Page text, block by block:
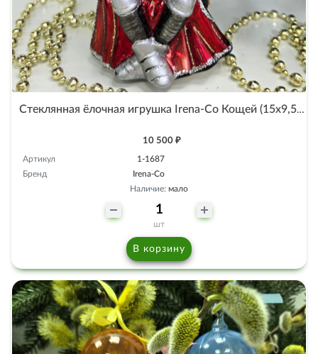
Стеклянная ёлочная игрушка Irena-Co Кощей (15х9,5х8см)
10 500 ₽
Артикул
1-1687
Бренд
Irena-Co
Наличие: мало
шт
В корзину